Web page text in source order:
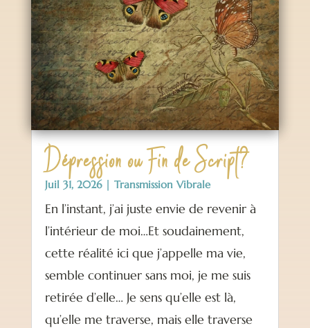
Dépression ou Fin de Script?
Juil 31, 2026| Transmission Vibrale
En l’instant, j’ai juste envie de revenir à
l’intérieur de moi…Et soudainement,
cette réalité ici que j’appelle ma vie,
semble continuer sans moi, je me suis
retirée d’elle… Je sens qu’elle est là,
qu’elle me traverse, mais elle traverse